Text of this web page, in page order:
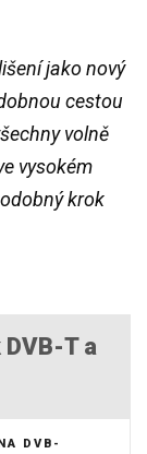
jako nový
cestou
volně
vysokém
krok
T a
DVB-